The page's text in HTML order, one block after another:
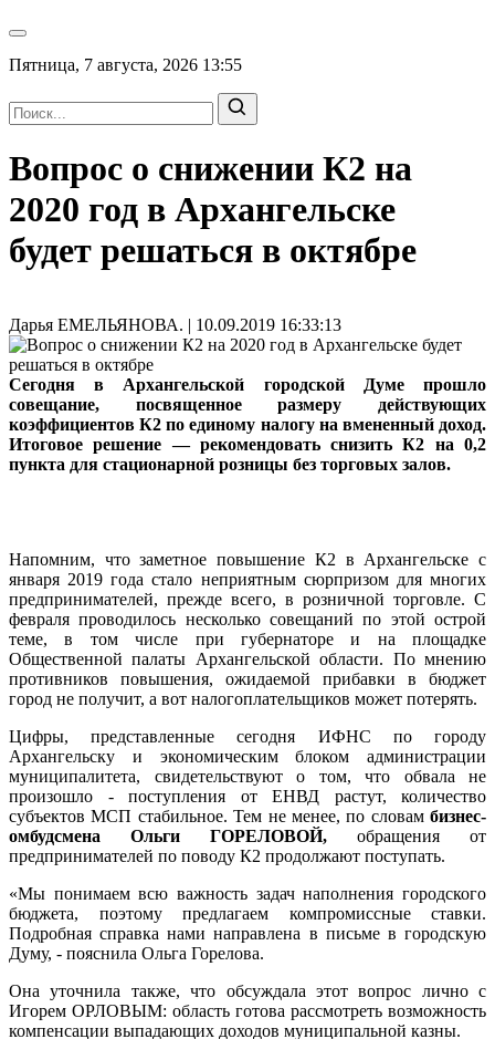
Пятница, 7 августа, 2026 13:55
Вопрос о снижении К2 на
2020 год в Архангельске
будет решаться в октябре
Дарья ЕМЕЛЬЯНОВА. | 10.09.2019 16:33:13
Сегодня в Архангельской городской Думе прошло
совещание, посвященное размеру действующих
коэффициентов К2 по единому налогу на вмененный доход.
Итоговое решение — рекомендовать снизить К2 на 0,2
пункта для стационарной розницы без торговых залов.
Напомним, что заметное повышение К2 в Архангельске с
января 2019 года стало неприятным сюрпризом для многих
предпринимателей, прежде всего, в розничной торговле. С
февраля проводилось несколько совещаний по этой острой
теме, в том числе при губернаторе и на площадке
Общественной палаты Архангельской области. По мнению
противников повышения, ожидаемой прибавки в бюджет
город не получит, а вот налогоплательщиков может потерять.
Цифры, представленные сегодня ИФНС по городу
Архангельску и экономическим блоком администрации
муниципалитета, свидетельствуют о том, что обвала не
произошло - поступления от ЕНВД растут, количество
субъектов МСП стабильное. Тем не менее, по словам бизнес-
омбудсмена Ольги ГОРЕЛОВОЙ, обращения от
предпринимателей по поводу К2 продолжают поступать.
«Мы понимаем всю важность задач наполнения городского
бюджета, поэтому предлагаем компромиссные ставки.
Подробная справка нами направлена в письме в городскую
Думу, - пояснила Ольга Горелова.
Она уточнила также, что обсуждала этот вопрос лично с
Игорем ОРЛОВЫМ: область готова рассмотреть возможность
компенсации выпадающих доходов муниципальной казны.